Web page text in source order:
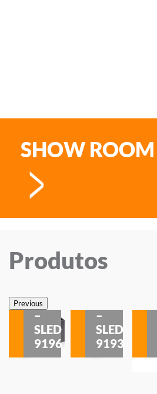
SHOW ROOM
Produtos
PreviousSobrepor
–
SLED
9196
–
SLED
9193